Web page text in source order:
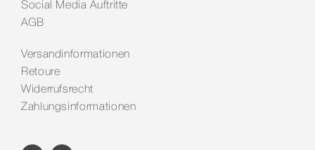
Social Media Auftritte
AGB
Versandinformationen
Retoure
Widerrufsrecht
Zahlungsinformationen